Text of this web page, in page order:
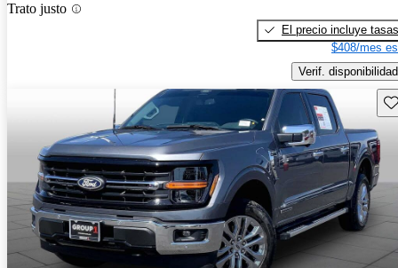
Trato justo
El precio incluye tasas
$408/mes
Verif. disponibilidad